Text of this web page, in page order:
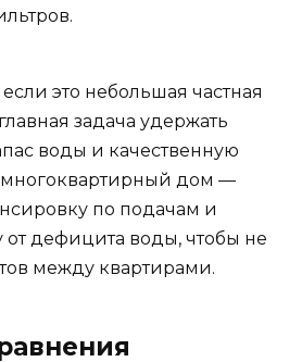
если это небольшая частная
задача удержать
воды и качественную
многоквартирный дом —
по подачам и
от дефицита воды, чтобы не
между квартирами.